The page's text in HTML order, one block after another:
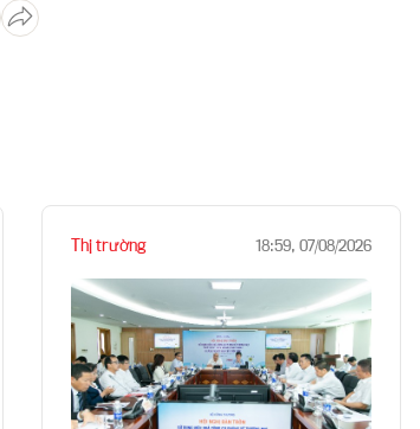
Thị trường 18:59, 07/08/2026